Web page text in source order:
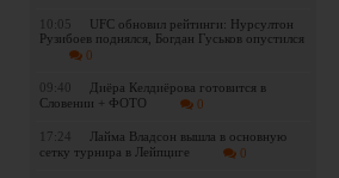
10:05
UFC обновил рейтинги: Нурсултон
Рузибоев поднялся, Богдан Гуськов опустился
0
09:40
Диёра Келдиёрова готовится в
Словении + ФОТО
0
17:24
Лайма Владсон вышла в основную
сетку турнира в Лейпциге
0